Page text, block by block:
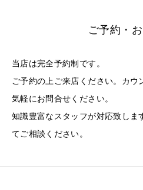
ご予約・
当店は完全予約制です。
ご予約の上ご来店ください。カウ
気軽にお問合せください。
知識豊富なスタッフが対応致しま
てご相談ください。